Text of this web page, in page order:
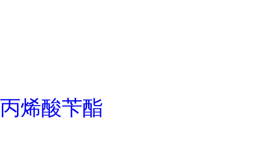
丙烯酸苄酯